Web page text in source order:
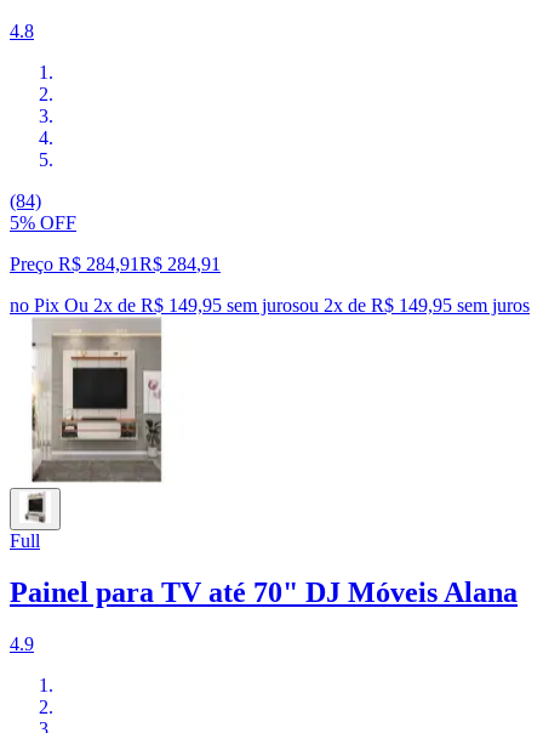
4.8
(84)
5% OFF
Preço R$ 284,91R$ 284,91
no Pix Ou 2x de R$ 149,95 sem jurosou 2x de R$ 149,95 sem juros
Full
Painel para TV até 70" DJ Móveis Alana
4.9